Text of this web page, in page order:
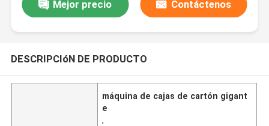
Mejor precio Contáctenos
DESCRIPCIóN DE PRODUCTO
máquina de cajas de cartón gigant
e
,